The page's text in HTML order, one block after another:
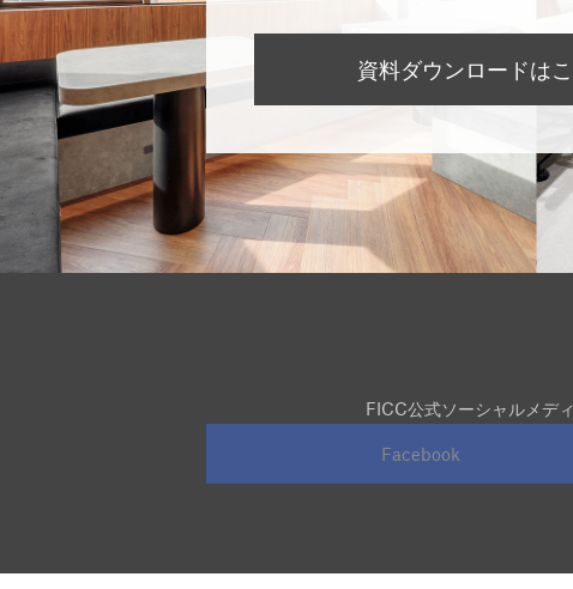
資料ダウンロードは
FICC公式ソーシャルメデ
Facebook